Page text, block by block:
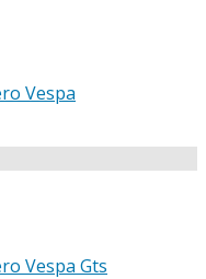
Vespa
Vespa Gts